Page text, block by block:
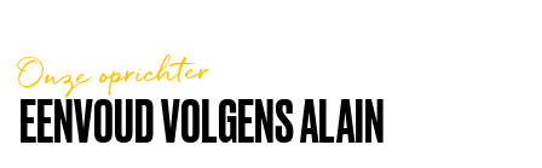
EENVOUD VOLGENS ALAIN
Onze oprichter